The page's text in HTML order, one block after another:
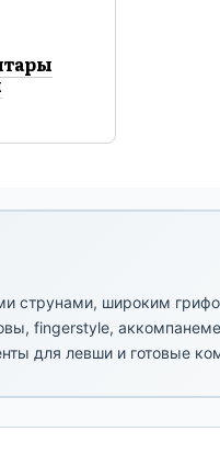
струнами, широким
fingerstyle,
для левши и готовые